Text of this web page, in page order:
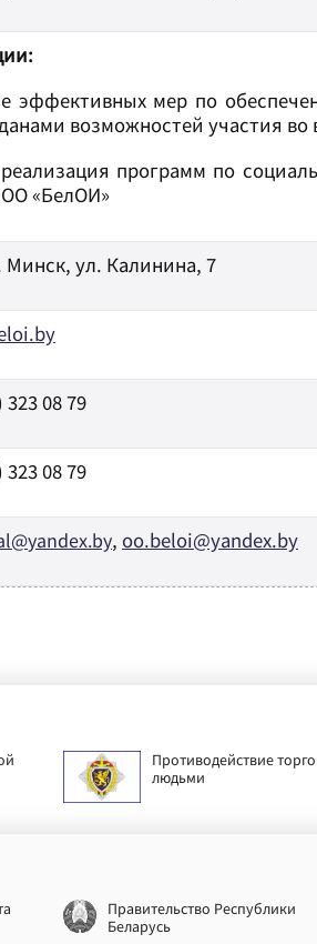
эффективных мер по
возможностей участия
программ по
«БелОИ»
Минск, ул. Калинина, 7
323 08 79
323 08 79
@yandex.by, oo.beloi@yandex.by
Противодействие
людьми
Правительство Республики
Беларусь